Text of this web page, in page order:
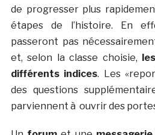
de progresser plus
étapes de l’histoire. En
passeront pas
et, selon la classe choisie,
différents indices. Les
des questions
parviennent à ouvrir des